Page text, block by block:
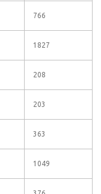
766
1827
208
203
363
1049